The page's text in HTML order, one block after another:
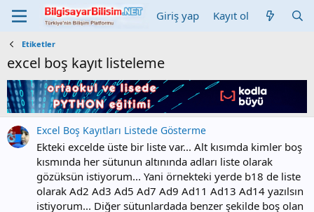
Giriş yap Kayıt ol
Etiketler
excel boş kayıt listeleme
Excel Boş Kayıtları Listede Gösterme
Ekteki excelde üste bir liste var... Alt kısımda kimler boş
kısmında her sütunun altınında adları liste olarak
gözüksün istiyorum... Yani örnekteki yerde b18 de liste
olarak Ad2 Ad3 Ad5 Ad7 Ad9 Ad11 Ad13 Ad14 yazılsın
istiyorum... Diğer sütunlardada benzer şekilde boş olan